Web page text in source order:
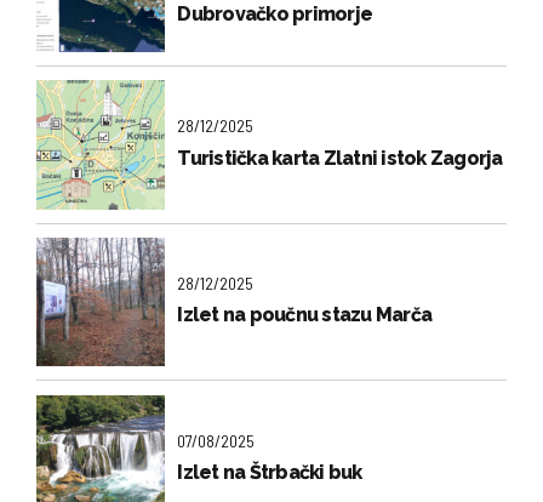
Dubrovačko primorje
28/12/2025
Turistička karta Zlatni istok Zagorja
28/12/2025
Izlet na poučnu stazu Marča
07/08/2025
Izlet na Štrbački buk